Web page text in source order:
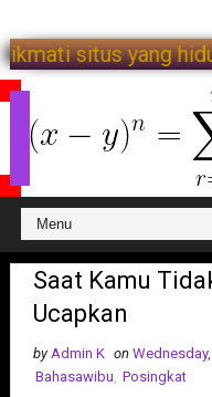
Selamat
Saat Kamu
Ucapkan
by Admin K on
Bahasawibu, Posingkat